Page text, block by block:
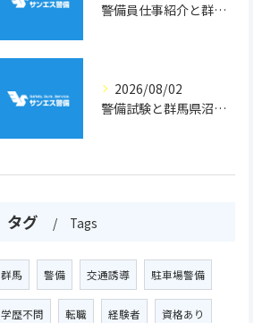
警備員仕事紹介と群馬県利根郡川場村での収入や雇用条件を徹底解説
2026/08/02
警備試験と群馬県沼田市利根町二本松で資格取得と配置路線を徹底解説
タグ Tags
群馬 警備 交通誘導 駐車場警備
学歴不問 転職 経験者 資格あり